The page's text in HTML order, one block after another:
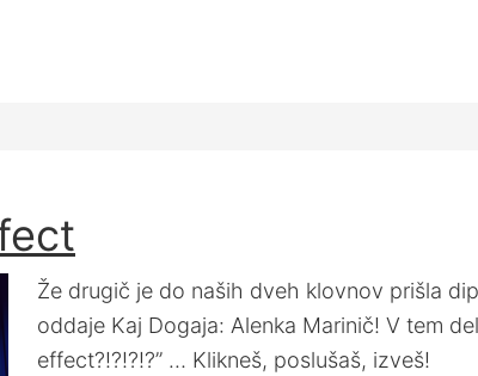
Že drugič je do naših dveh klovnov prišla
oddaje Kaj Dogaja: Alenka Marinič! V tem
effect?!?!?!?” … Klikneš, poslušaš, izveš!